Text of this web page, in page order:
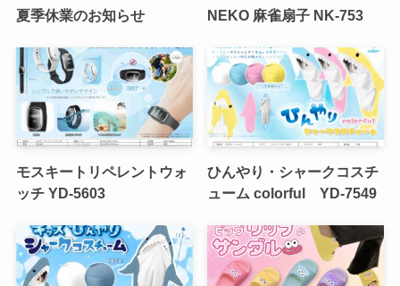
夏季休業のお知らせ NEKO 麻雀扇子 NK-753
モスキートリペレントウォ
ッチ YD-5603
ひんやり・シャークコスチ
ューム colorful YD-7549